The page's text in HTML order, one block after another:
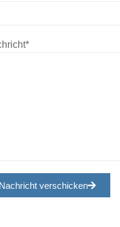
Nachricht verschicken